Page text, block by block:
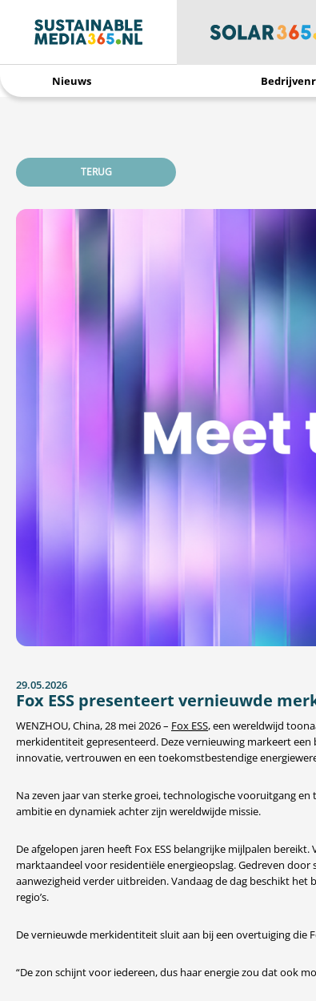
Nieuws
TERUG
29.05.2026
Fox ESS presenteert vernieuwde
WENZHOU, China, 28 mei 2026 – Fox ESS, een wereldwijd
merkidentiteit gepresenteerd. Deze vernieuwing markeert
innovatie, vertrouwen en een toekomstbestendige
Na zeven jaar van sterke groei, technologische vooruitgang
ambitie en dynamiek achter zijn wereldwijde missie.
De afgelopen jaren heeft Fox ESS belangrijke mijlpalen
marktaandeel voor residentiële energieopslag. Gedreven
aanwezigheid verder uitbreiden. Vandaag de dag beschikt het
regio’s.
De vernieuwde merkidentiteit sluit aan bij een overtuiging die
“De zon schijnt voor iedereen, dus haar energie zou dat ook